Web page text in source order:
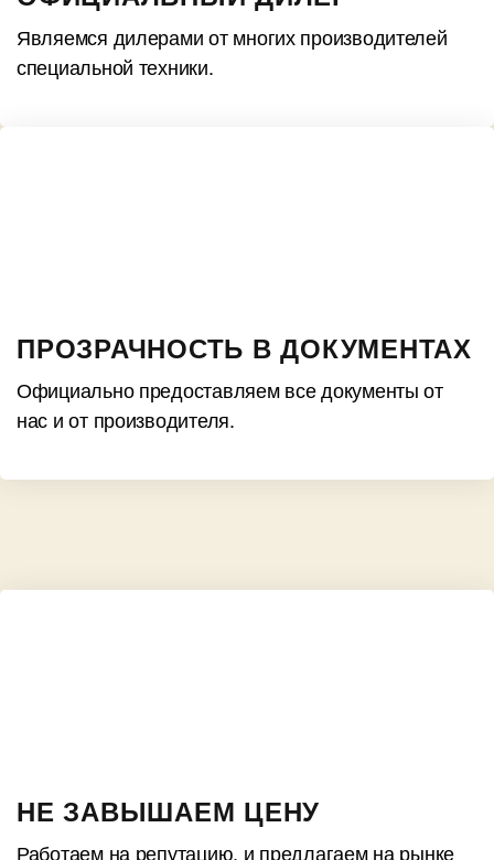
Являемся дилерами от многих производителей
специальной техники.
ПРОЗРАЧНОСТЬ В ДОКУМЕНТАХ
Официально предоставляем все документы от
нас и от производителя.
НЕ ЗАВЫШАЕМ ЦЕНУ
Работаем на репутацию, и предлагаем на рынке